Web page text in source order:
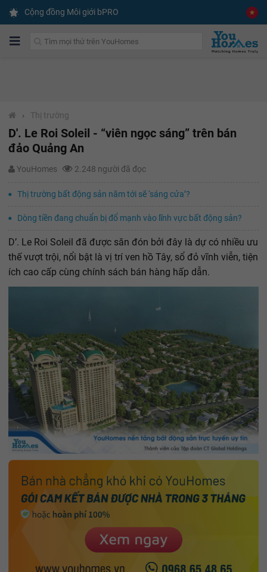
Cộng đồng Môi giới bPRO
› Thị trường
D'. Le Roi Soleil - “viên ngọc sáng” trên bán
đảo Quảng An
YouHomes 2.248 người đã đọc
Thị trường bất động sản năm tới sẽ ‘sáng cửa’?
Dòng tiền đang chuẩn bị đổ mạnh vào lĩnh vực bất động sản?
D’. Le Roi Soleil đã được săn đón bởi đây là dự có nhiều ưu
thế vượt trội, nổi bật là vị trí ven hồ Tây, sổ đỏ vĩnh viễn, tiện
ích cao cấp cùng chính sách bán hàng hấp dẫn.